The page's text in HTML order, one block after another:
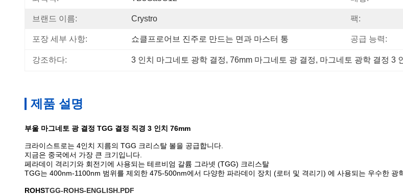
브랜드 이름: Crystro 팩:
포장 세부 사항: 쇼클프로어브 진주로 만드는 면과 마스터 통 공급 능력:
강조하다: 3 인치 마그네토 광학 결정, 76mm 마그네토 광 결정, 마그네토 광학 결정 3
제품 설명
부울 마그네토 광 결정 TGG 결정 직경 3 인치 76mm
크라이스트로는 4인치 지름의 TGG 크리스탈 볼을 공급합니다.
지금은 중국에서 가장 큰 크기입니다.
페라데이 격리기와 회전기에 사용되는 테르비엄 갈륨 그라넷 (TGG) 크리스탈
TGG는 400nm-1100nm 범위를 제외한 475-500nm에서 다양한 파라데이 장치 (로터 및 격리기) 에 사용되는 우수한 광
ROHSTGG-ROHS-ENGLISH.PDF